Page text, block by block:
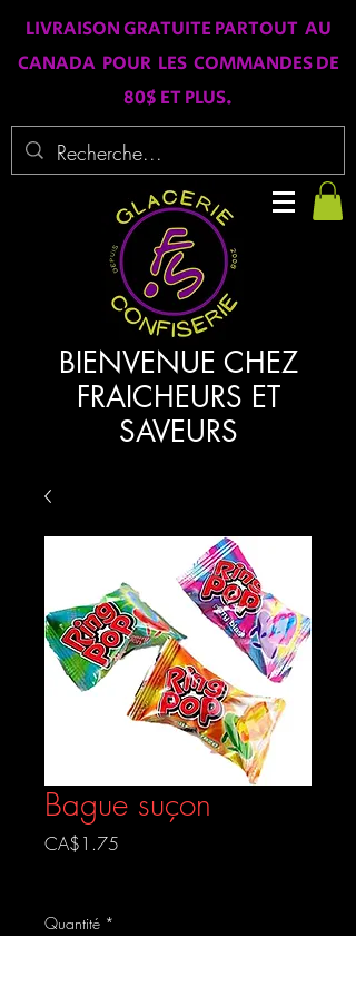
LIVRAISON GRATUITE PARTOUT AU
CANADA POUR LES COMMANDES DE
80$ ET PLUS.
BIENVENUE CHEZ
FRAICHEURS ET
SAVEURS
Bague suçon
CA$1.75
Quantité *